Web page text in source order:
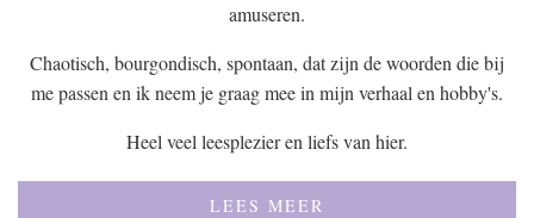
amuseren.
Chaotisch, bourgondisch, spontaan, dat zijn de woorden die bij
me passen en ik neem je graag mee in mijn verhaal en hobby's.
Heel veel leesplezier en liefs van hier.
LEES MEER